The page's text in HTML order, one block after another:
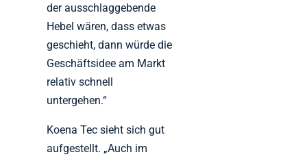
der ausschlaggebende
Hebel wären, dass etwas
geschieht, dann würde die
Geschäftsidee am Markt
relativ schnell
untergehen.“
Koena Tec sieht sich gut
aufgestellt. „Auch im